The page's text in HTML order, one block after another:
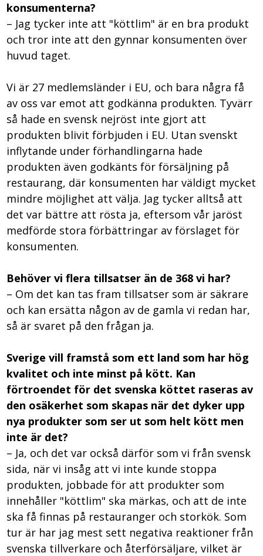
konsumenterna?
– Jag tycker inte att "köttlim" är en bra produkt
och tror inte att den gynnar konsumenten över
huvud taget.
Vi är 27 medlemsländer i EU, och bara några få
av oss var emot att godkänna produkten. Tyvärr
så hade en svensk nejröst inte gjort att
produkten blivit förbjuden i EU. Utan svenskt
inflytande under förhandlingarna hade
produkten även godkänts för försäljning på
restaurang, där konsumenten har väldigt mycket
mindre möjlighet att välja. Jag tycker alltså att
det var bättre att rösta ja, eftersom vår jaröst
medförde stora förbättringar av förslaget för
konsumenten.
Behöver vi flera tillsatser än de 368 vi har?
– Om det kan tas fram tillsatser som är säkrare
och kan ersätta någon av de gamla vi redan har,
så är svaret på den frågan ja.
Sverige vill framstå som ett land som har hög
kvalitet och inte minst på kött. Kan
förtroendet för det svenska köttet raseras av
den osäkerhet som skapas när det dyker upp
nya produkter som ser ut som helt kött men
inte är det?
– Ja, och det var också därför som vi från svensk
sida, när vi insåg att vi inte kunde stoppa
produkten, jobbade för att produkter som
innehåller "köttlim" ska märkas, och att de inte
ska få finnas på restauranger och storkök. Som
tur är har jag mest sett negativa reaktioner från
svenska tillverkare och återförsäljare, vilket är